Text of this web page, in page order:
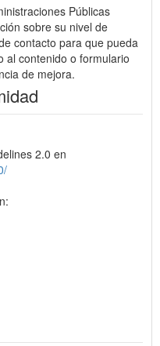
Públicas
sobre su nivel de
contacto para que pueda
al contenido o formulario
de mejora.
2.0 en